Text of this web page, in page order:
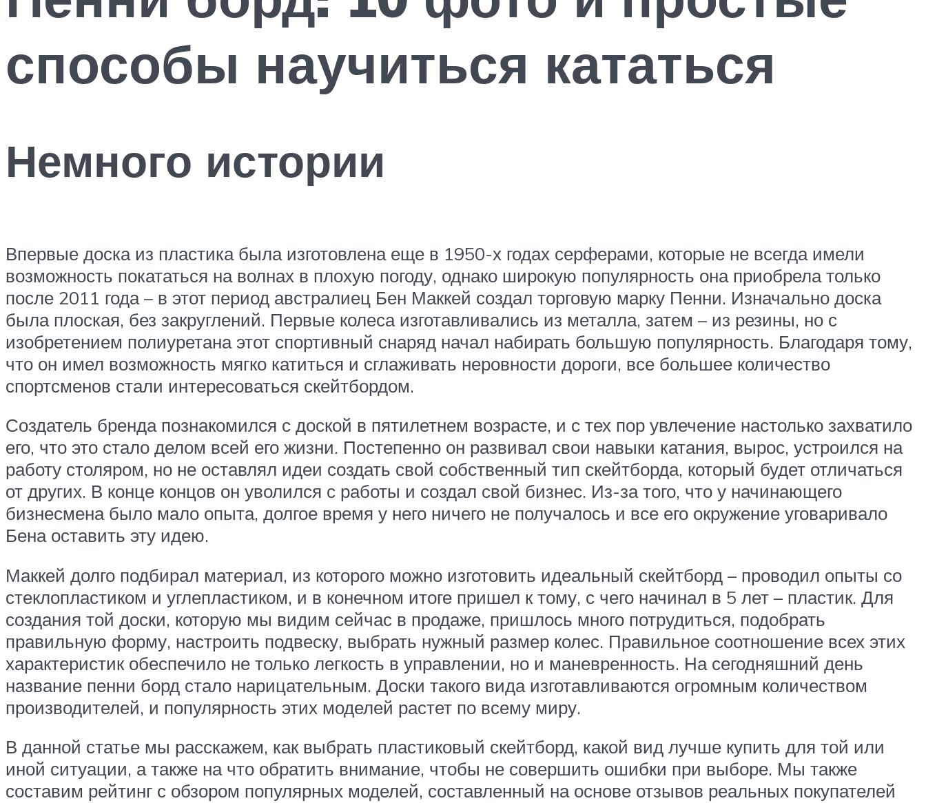
способы научиться кататься
Немного истории
Впервые доска из пластика была изготовлена еще в 1950-х годах серферами, которые не всегда имели
возможность покататься на волнах в плохую погоду, однако широкую популярность она приобрела только
после 2011 года – в этот период австралиец Бен Маккей создал торговую марку Пенни. Изначально доска
была плоская, без закруглений. Первые колеса изготавливались из металла, затем – из резины, но с
изобретением полиуретана этот спортивный снаряд начал набирать большую популярность. Благодаря тому,
что он имел возможность мягко катиться и сглаживать неровности дороги, все большее количество
спортсменов стали интересоваться скейтбордом.
Создатель бренда познакомился с доской в пятилетнем возрасте, и с тех пор увлечение настолько захватило
его, что это стало делом всей его жизни. Постепенно он развивал свои навыки катания, вырос, устроился на
работу столяром, но не оставлял идеи создать свой собственный тип скейтборда, который будет отличаться
от других. В конце концов он уволился с работы и создал свой бизнес. Из-за того, что у начинающего
бизнесмена было мало опыта, долгое время у него ничего не получалось и все его окружение уговаривало
Бена оставить эту идею.
Маккей долго подбирал материал, из которого можно изготовить идеальный скейтборд – проводил опыты со
стеклопластиком и углепластиком, и в конечном итоге пришел к тому, с чего начинал в 5 лет – пластик. Для
создания той доски, которую мы видим сейчас в продаже, пришлось много потрудиться, подобрать
правильную форму, настроить подвеску, выбрать нужный размер колес. Правильное соотношение всех этих
характеристик обеспечило не только легкость в управлении, но и маневренность. На сегодняшний день
название пенни борд стало нарицательным. Доски такого вида изготавливаются огромным количеством
производителей, и популярность этих моделей растет по всему миру.
В данной статье мы расскажем, как выбрать пластиковый скейтборд, какой вид лучше купить для той или
иной ситуации, а также на что обратить внимание, чтобы не совершить ошибки при выборе. Мы также
составим рейтинг с обзором популярных моделей, составленный на основе отзывов реальных покупателей